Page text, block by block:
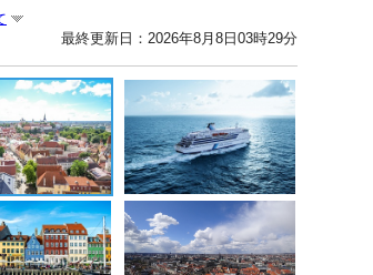
最終更新日：2026年8月8日03時29分